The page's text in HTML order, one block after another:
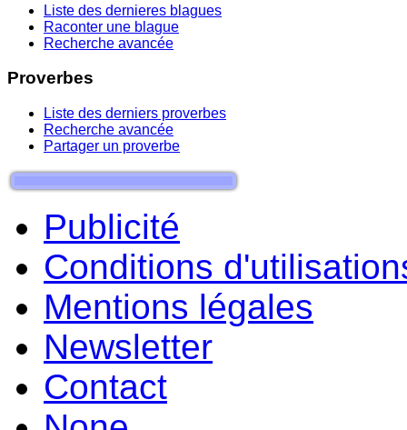
Liste des dernieres blagues
Raconter une blague
Recherche avancée
Proverbes
Liste des derniers proverbes
Recherche avancée
Partager un proverbe
Publicité
Conditions
Mentions légales
Newsletter
Contact